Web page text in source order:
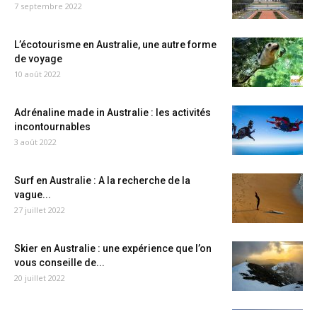
7 septembre 2022
L’écotourisme en Australie, une autre forme
de voyage
10 août 2022
Adrénaline made in Australie : les activités
incontournables
3 août 2022
Surf en Australie : A la recherche de la
vague...
27 juillet 2022
Skier en Australie : une expérience que l’on
vous conseille de...
20 juillet 2022